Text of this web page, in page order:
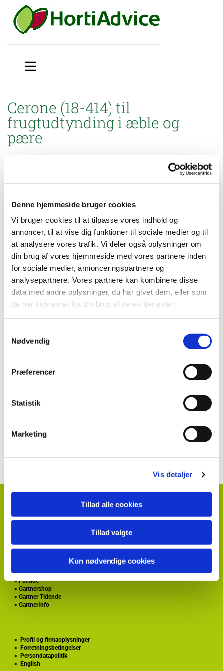
Denne hjemmeside bruger cookies
Vi bruger cookies til at tilpasse vores indhold og
annoncer, til at vise dig funktioner til sociale medier og til
at analysere vores trafik. Vi deler også oplysninger om
din brug af vores hjemmeside med vores partnere inden
for sociale medier, annonceringspartnere og
analysepartnere. Vores partnere kan kombinere disse
data med andre oplysninger, du har givet dem, eller som
de har indsamlet fra din brug af deres tjenester.
Nødvendig
Præferencer
Statistik
Marketing
Vis detaljer
Tillad alle cookies
Tillad valgte
Kun nødvendige cookies
Cerone (18-414) til
frugtudtynding i æble og
pære
Miljøstyrelsen godkendt brugsanvisning til mindre anvendelse af
Cerone (18-414) til frugtudtynding i æble, samt frugtudtynding
Opdateret 12. november 2018
Brugsanvisning
Cerone (18-414). Opdateret 12. nov. 2018
Se mere:
Cerone
Kontakt information klik her
DK5250 Odense SV
>Forside
> Gartnershop
> Gartner Tidende
> GartnerInfo
> Profil og firmaoplysninger
> Forretningsbetingelser
> Persondatapolitik
> English